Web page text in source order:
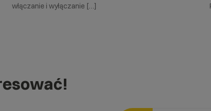
włączanie i wyłączanie […]